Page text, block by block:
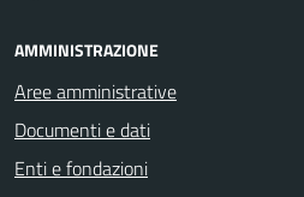
AMMINISTRAZIONE
Aree amministrative
Documenti e dati
Enti e fondazioni